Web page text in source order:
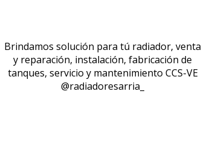
Brindamos solución para tú radiador, venta
y reparación, instalación, fabricación de
tanques, servicio y mantenimiento CCS-VE
@radiadoresarria_